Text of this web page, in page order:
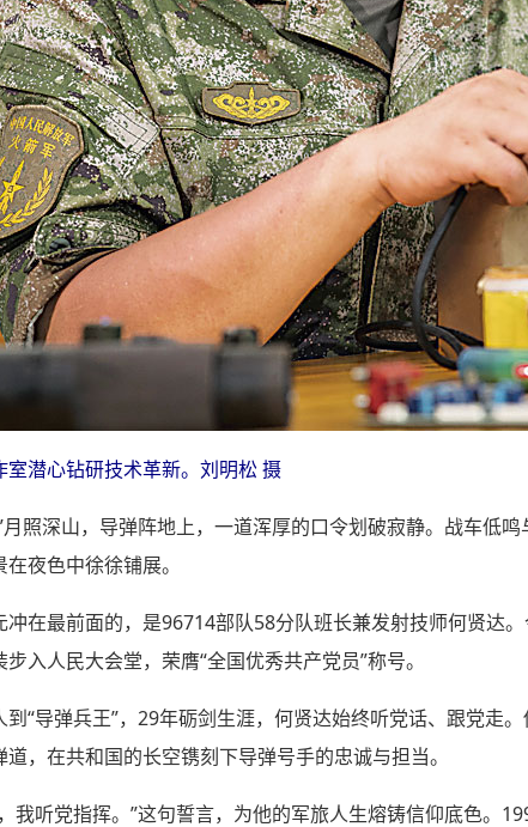
室潜心钻研技术革新。刘明松 摄
月照深山，导弹阵地上，一道浑厚的口令划破寂静。战车低
夜色中徐徐铺展。
冲在最前面的，是96714部队58分队班长兼发射技师何贤达
入人民大会堂，荣膺“全国优秀共产党员”称号。
“导弹兵王”，29年砺剑生涯，何贤达始终听党话、跟党走
，在共和国的长空镌刻下导弹号手的忠诚与担当。
我听党指挥。”这句誓言，为他的军旅人生熔铸信仰底色。